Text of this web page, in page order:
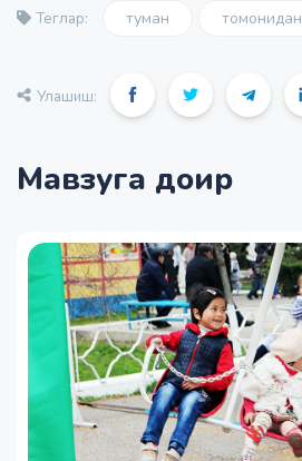
Теглар: туман томонидан
Улашиш:
Мавзуга доир